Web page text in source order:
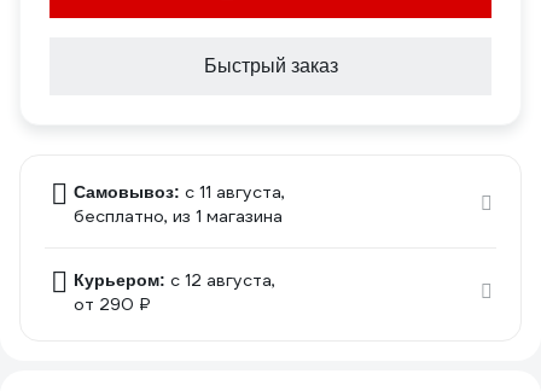
Быстрый заказ
Самовывоз: c 11 августа,
бесплатно, из 1 магазина
Курьером: c 12 августа,
от 290 ₽